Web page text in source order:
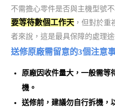
不需擔心零件是否與主機型號
要等待數個工作天 ，但對於重
者來說，這是最具保障的處理途
送修原廠需留意的3個注意
原廠因收件量大，一般需等
機。
送修前，建議勿自行拆機，